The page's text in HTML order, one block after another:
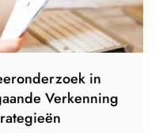
in
Verkenning